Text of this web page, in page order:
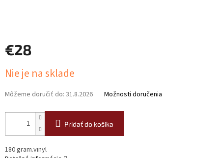
€28
cena:
Nie je na sklade
Môžeme doručiť do: 31.8.2026 Možnosti doručenia
Pridať do košíka
180 gram.vinyl